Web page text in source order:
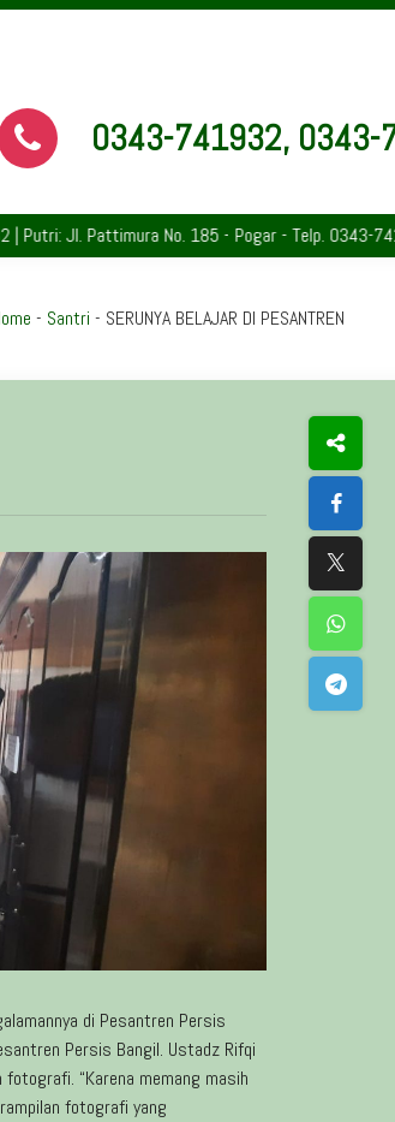
0343-741932, 0343-
Jl. Pattimura No. 185 - Pogar - Telp. 0343-
- Santri - SERUNYA BELAJAR DI PESANTREN
di Pesantren Persis
Persis Bangil. Ustadz Rifqi
“Karena memang masih
fotografi yang